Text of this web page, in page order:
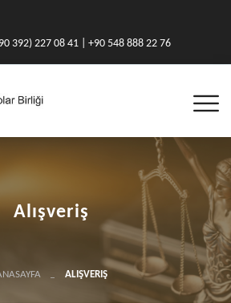
392) 227 08 41 | +90 548 888 22 76
Alışveriş
ALIŞVERIŞ